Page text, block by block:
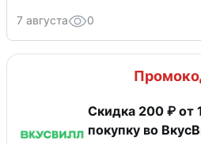
7 августа 0
Скидка 200 ₽ от
покупку во